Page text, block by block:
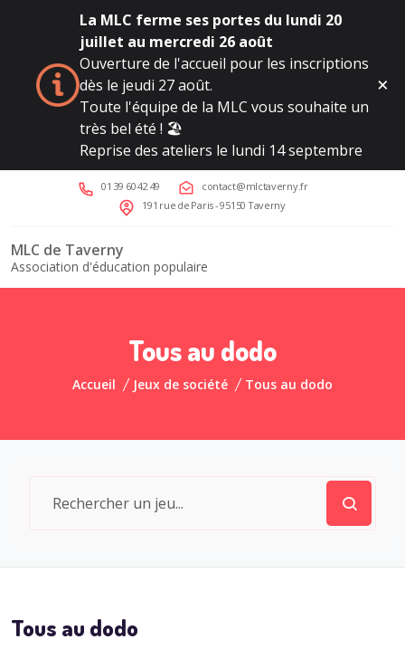
La MLC ferme ses portes du lundi 20
juillet au mercredi 26 août
Ouverture de l'accueil pour les inscriptions
dès le jeudi 27 août.
Toute l'équipe de la MLC vous souhaite un
très bel été ! 🏖️
Reprise des ateliers le lundi 14 septembre
01 39 60 42 49
contact@mlctaverny.fr
191 rue de Paris - 95150 Taverny
MLC de Taverny
Association d'éducation populaire
Tous au dodo
Accueil Jeux de société Tous au dodo
Tous au dodo